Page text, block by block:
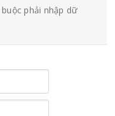
phải nhập dữ